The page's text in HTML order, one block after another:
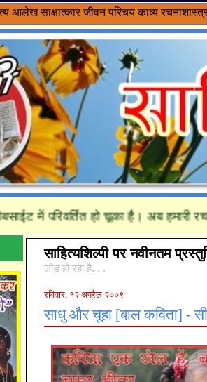
आलेख साक्षात्कार जीवन परिचय काव्य
में परिवर्तित हो चूका है। अब हमारी
साहित्यशिल्पी पर नवीनतम
लोड हो रहा है. . .
रविवार, १२ अप्रैल २००९
साधु और चूहा [बाल कविता] -